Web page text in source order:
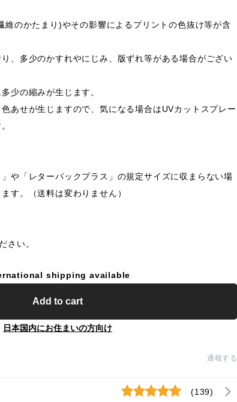
維のかたまり)やその影響によるプリントの色抜け等が含
、多少のかすれやにじみ、版ずれ等がある場合がござい
少の縮みが生じます。
あせが生じますので、気になる場合はUVカットスプレー
や「レターパックプラス」の規定サイズに収まらない場
す。（送料は変わりません）
さい。
shipping available
Add to cart
日本国内にお住まいの方向け
通報する
(139)